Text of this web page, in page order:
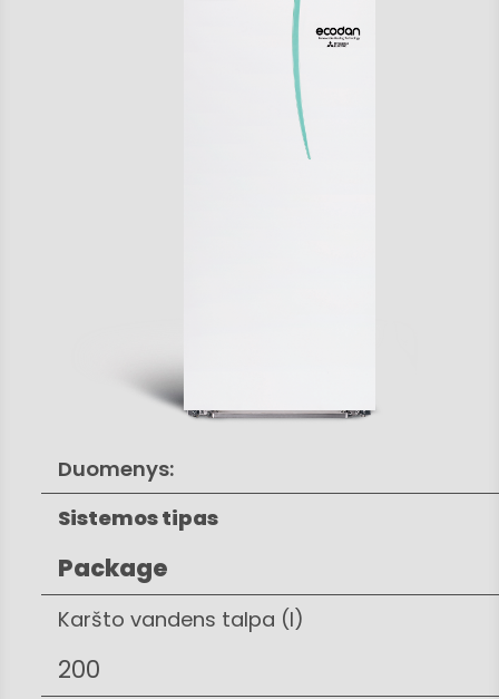
Duomenys:
Sistemos tipas
Package
Karšto vandens talpa (l)
200